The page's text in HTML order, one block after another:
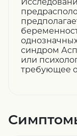
синдром
или
требующее